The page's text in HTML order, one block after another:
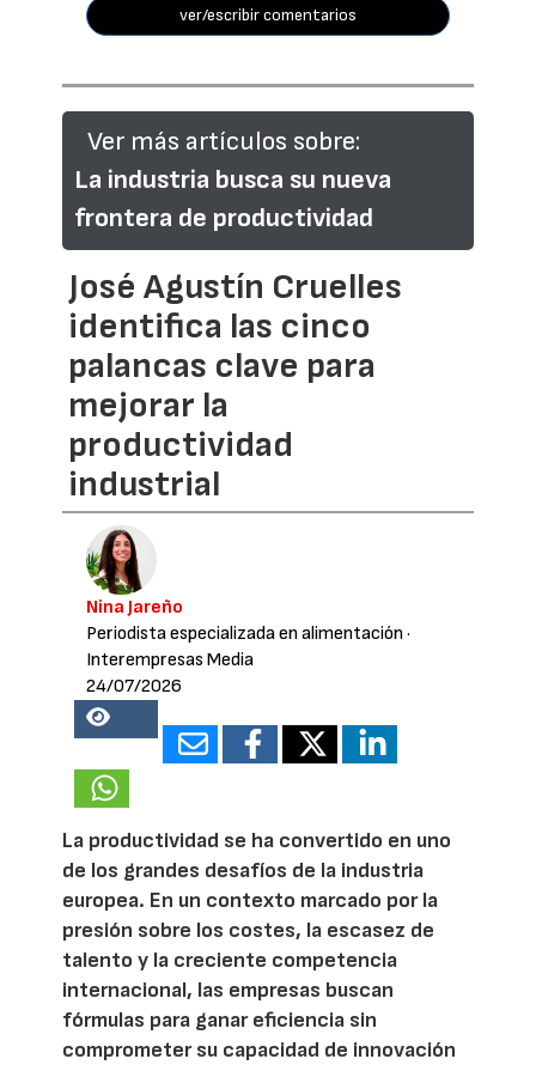
ver/escribir comentarios
Ver más artículos sobre:
La industria busca su nueva
frontera de productividad
José Agustín Cruelles
identifica las cinco
palancas clave para
mejorar la
productividad
industrial
Nina Jareño
Periodista especializada en alimentación ·
Interempresas Media
24/07/2026
21813
La productividad se ha convertido en uno
de los grandes desafíos de la industria
europea. En un contexto marcado por la
presión sobre los costes, la escasez de
talento y la creciente competencia
internacional, las empresas buscan
fórmulas para ganar eficiencia sin
comprometer su capacidad de innovación